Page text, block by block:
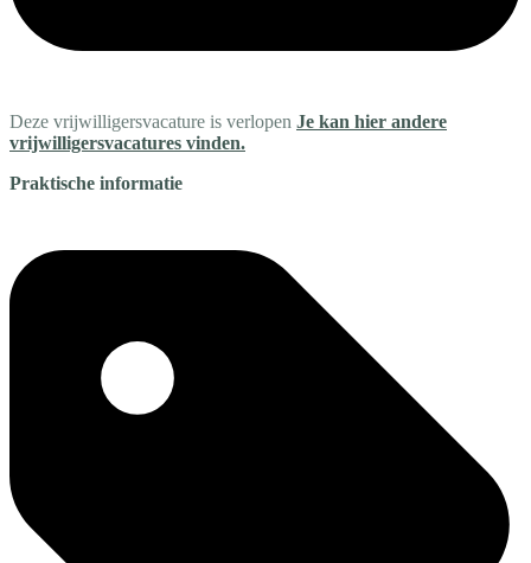
Deze vrijwilligersvacature is verlopen Je kan hier andere
vrijwilligersvacatures vinden.
Praktische informatie